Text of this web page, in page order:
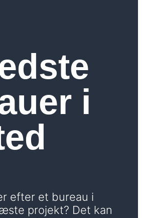
i
efter et bureau i
projekt? Det kan